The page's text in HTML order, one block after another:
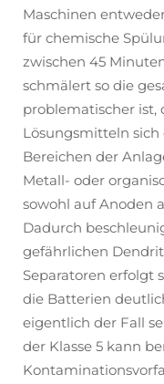
Maschinen
für chemische
zwischen 45
schmälert so die
problematischer ist,
Lösungsmitteln sich
Bereichen der
Metall- oder
sowohl auf Anoden
Dadurch
gefährlichen
Separatoren erfolgt
die Batterien
eigentlich der Fall
der Klasse 5 kann